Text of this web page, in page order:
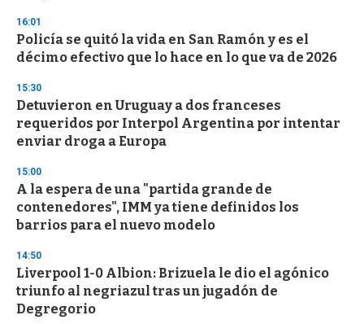
16:01
Policía se quitó la vida en San Ramón y es el
décimo efectivo que lo hace en lo que va de 2026
15:30
Detuvieron en Uruguay a dos franceses
requeridos por Interpol Argentina por intentar
enviar droga a Europa
15:00
A la espera de una "partida grande de
contenedores", IMM ya tiene definidos los
barrios para el nuevo modelo
14:50
Liverpool 1-0 Albion: Brizuela le dio el agónico
triunfo al negriazul tras un jugadón de
Degregorio